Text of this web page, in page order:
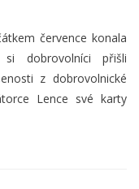
července konala
dobrovolníci přišli
z dobrovolnické
Lence své karty